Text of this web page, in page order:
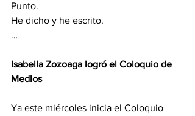
Punto.
He dicho y he escrito.
…
Isabella Zozoaga logró el Coloquio de
Medios
Ya este miércoles inicia el Coloquio